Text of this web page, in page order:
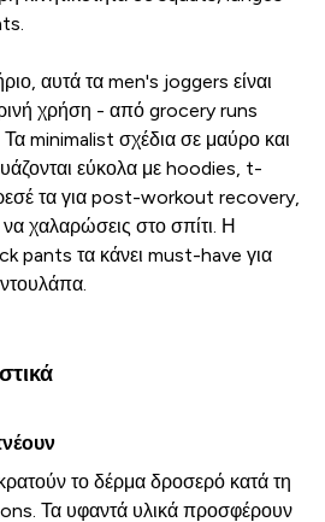
αυτά τα men's joggers είναι
χρήση - από grocery runs
minimalist σχέδια σε μαύρο και
εύκολα με hoodies, t-
τα για post-workout recovery,
χαλαρώσεις στο σπίτι. Η
pants τα κάνει must-have για
το δέρμα δροσερό κατά τη
Τα υφαντά υλικά προσφέρουν